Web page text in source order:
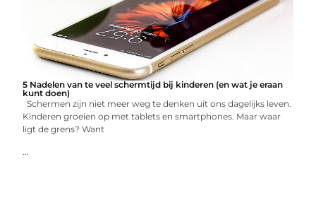
5 Nadelen van te veel schermtijd bij kinderen (en wat je eraan
kunt doen)
Schermen zijn niet meer weg te denken uit ons dagelijks leven.
Kinderen groeien op met tablets en smartphones. Maar waar
ligt de grens? Want
...